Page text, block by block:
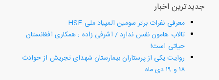
جدیدترین اخبار
معرفی نفرات برتر سومین المپیاد ملی HSE
تالاب هامون نفس ندارد / اشرفی زاده : همکاری افغانستان
حیاتی است!
روایت یکی از پرستاران بیمارستان شهدای تجریش از حوادث